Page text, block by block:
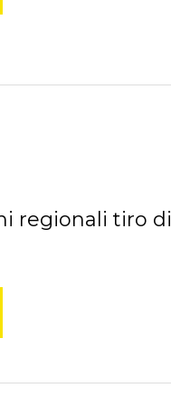
regionali tiro di